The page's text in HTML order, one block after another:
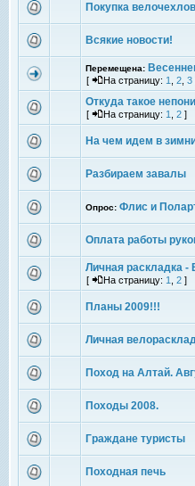
Покупка
Всякие новости!
Перемещена:
[ На страницу: 1 2 3
Откуда такое
[ На страницу: 1 2 ]
На чем идем в
Разбираем завалы
Опрос: Флис и
Оплата работы
Личная раскладка -
[ На страницу: 1 2 ]
Планы 2009!!!
Личная
Поход на Алтай.
Походы 2008.
Граждане туристы
Походная печь